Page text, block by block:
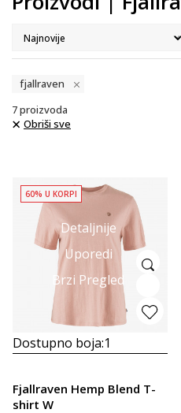
fjallraven
7proizvoda
Obriši sve
Detaljnije
Uporedi
Brzi Pregled
60% U KORPI
Dostupno boja:1
Fjallraven Hemp Blend T-
shirt W